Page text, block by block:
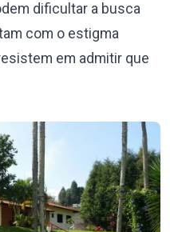
dificultar a busca
com o estigma
em admitir que